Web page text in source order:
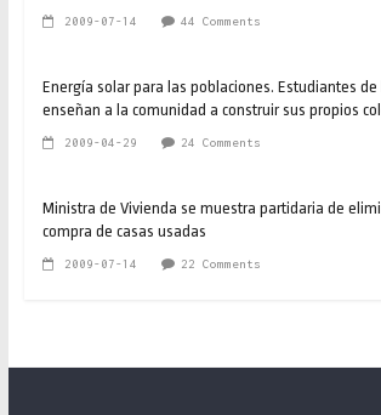
2009-07-14 44 Comments
Energía solar para las poblaciones. Estudiantes de
enseñan a la comunidad a construir sus propios
2009-04-29 24 Comments
Ministra de Vivienda se muestra partidaria de
compra de casas usadas
2009-07-14 22 Comments